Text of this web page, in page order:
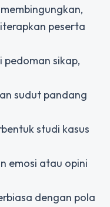
peserta
pedoman sikap,
sudut pandang
studi kasus
emosi atau opini
dengan pola